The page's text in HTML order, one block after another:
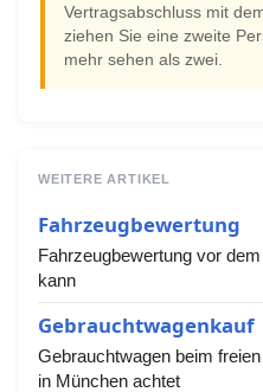
Vertragsabschluss mit
ziehen Sie eine zweite
mehr sehen als zwei.
WEITERE ARTIKEL
Fahrzeugbewertung
Fahrzeugbewertung vor
kann
Gebrauchtwagenkauf
Gebrauchtwagen beim
in München achtet